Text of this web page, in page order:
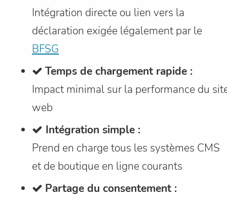
Intégration directe ou lien vers la
déclaration exigée légalement par le
BFSG
Temps de chargement rapide :
Impact minimal sur la performance du
web
Intégration simple :
Prend en charge tous les systèmes CMS
et de boutique en ligne courants
Partage du consentement :